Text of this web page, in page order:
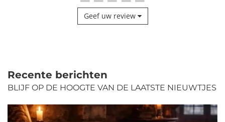
Geef uw review
Recente berichten
BLIJF OP DE HOOGTE VAN DE LAATSTE NIEUWTJES